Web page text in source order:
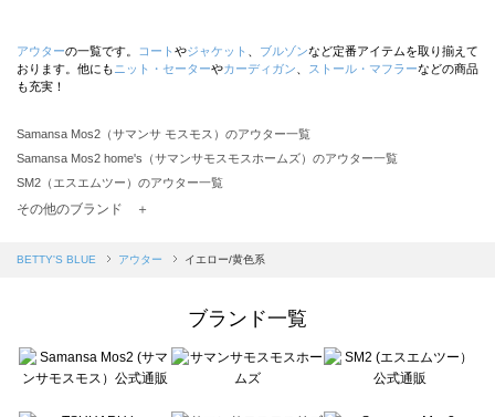
アウターの一覧です。 コート やジャケット ブルゾンなど定番アイテムを取り揃えて
おります。他にも ニット・セーターやカーディガン ストール・マフラーなどの商品
も充実！
Samansa Mos2（サマンサ モスモス）のアウター一覧
Samansa Mos2 home's（サマンサモスモスホームズ）のアウター一覧
SM2（エスエムツー）のアウター一覧
TSUHARU by Samansa Mos2（ツハルバイサマンサモスモス）のアウター一覧
Samansa Mos2 blue（サマンサモスモス ブルー）のアウター一覧
sō4ū（ソウフォーユー）のアウター一覧
Te chichi（テチチ）のアウター一覧
Te chichi CLASSIC（テチチ クラシック）のアウター一覧
その他のブランド ＋
BETTY'S BLUE アウター イエロー/黄色系
ブランド一覧